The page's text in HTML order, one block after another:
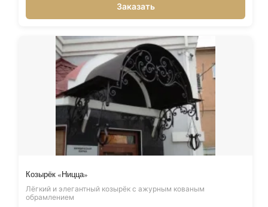
Заказать
Козырёк «Ницца»
Лёгкий и элегантный козырёк с ажурным кованым
обрамлением